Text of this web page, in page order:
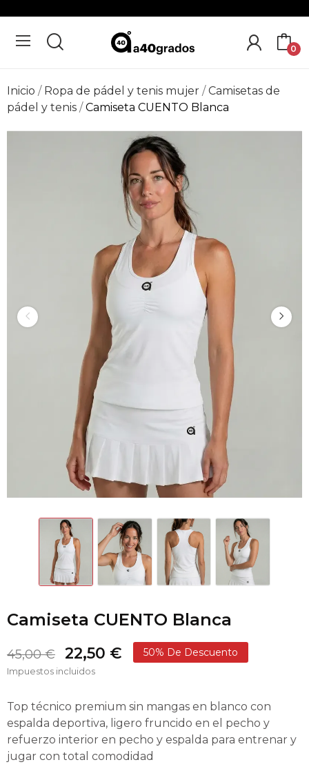
0
Inicio Ropa de pádel y tenis mujer
Camisetas de
pádel y tenis
Camiseta CUENTO Blanca
Camiseta CUENTO Blanca
45,00 € 22,50 € 50% De Descuento
Impuestos incluidos
Top técnico premium sin mangas en blanco con
espalda deportiva, ligero fruncido en el pecho y
refuerzo interior en pecho y espalda para entrenar y
jugar con total comodidad